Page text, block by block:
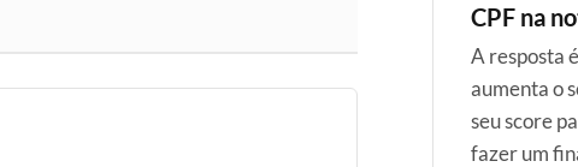
CPF na
A resposta
aumenta o
seu score
fazer um